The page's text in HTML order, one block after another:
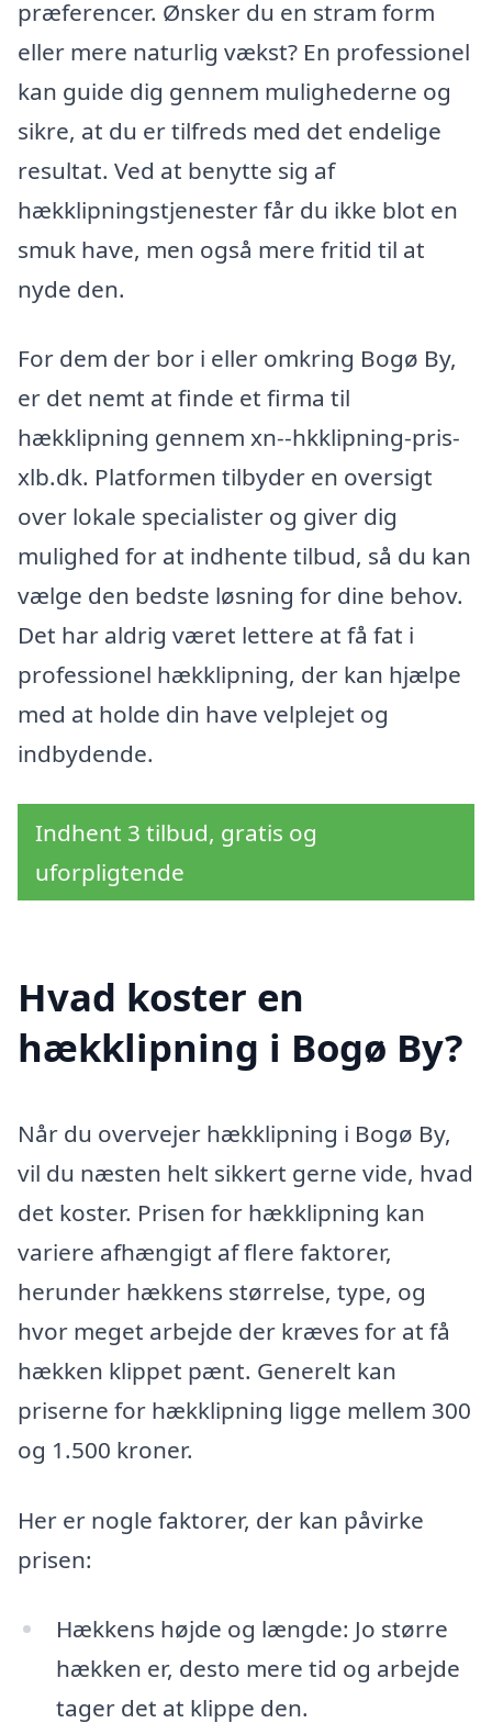
præferencer. Ønsker du en stram form
eller mere naturlig vækst? En professionel
kan guide dig gennem mulighederne og
sikre, at du er tilfreds med det endelige
resultat. Ved at benytte sig af
hækklipningstjenester får du ikke blot en
smuk have, men også mere fritid til at
nyde den.
For dem der bor i eller omkring Bogø By,
er det nemt at finde et firma til
hækklipning gennem xn--hkklipning-pris-
xlb.dk. Platformen tilbyder en oversigt
over lokale specialister og giver dig
mulighed for at indhente tilbud, så du kan
vælge den bedste løsning for dine behov.
Det har aldrig været lettere at få fat i
professionel hækklipning, der kan hjælpe
med at holde din have velplejet og
indbydende.
Indhent 3 tilbud, gratis og
uforpligtende
Hvad koster en
hækklipning i Bogø By?
Når du overvejer hækklipning i Bogø By,
vil du næsten helt sikkert gerne vide, hvad
det koster. Prisen for hækklipning kan
variere afhængigt af flere faktorer,
herunder hækkens størrelse, type, og
hvor meget arbejde der kræves for at få
hækken klippet pænt. Generelt kan
priserne for hækklipning ligge mellem 300
og 1.500 kroner.
Her er nogle faktorer, der kan påvirke
prisen:
Hækkens højde og længde: Jo større
hækken er, desto mere tid og arbejde
tager det at klippe den.